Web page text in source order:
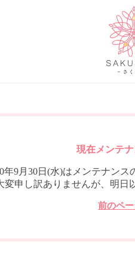
現在メンテナ
年9月30日(水)はメンテナン
変申し訳ありませんが、明日
前のペ